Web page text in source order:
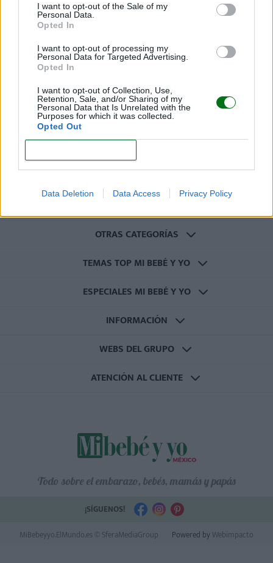
I want to opt-out of the Sale of my
Personal Data.
Opted In
I want to opt-out of processing my
Personal Data for Targeted Advertising.
Opted In
I want to opt-out of Collection, Use,
Retention, Sale, and/or Sharing of my
Personal Data that Is Unrelated with the
Purposes for which it was collected.
Opted Out
Data Deletion Data Access Privacy Policy
Recibirásla revista “Mi bebé y yo” y las newsletters
de tu embarazo y crecimiento de tu bebé
gratis. Además participarás en nuestros sorteos de
OTRAS CATEGORÍAS
TEMAS TOP MI BEBÉ Y YO
ESPECIALES MI BEBÉ Y YO
INFORMACIÓN
WEBS DEL GRUPO
ATENCIÓN AL CLIENTE
Todo sobre el embarazo, bebés, mamás y papás
¡SÍGUENOS!
MiBebeyyo.ElMundo.es © SferaMediaGroup
Powered byWebimpacto